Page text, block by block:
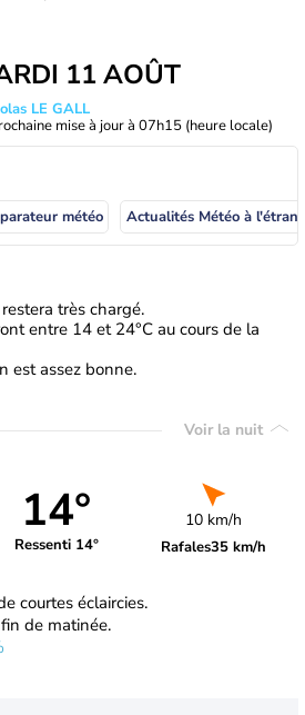
11 AOÛT
LE GALL
mise à jour à 07h15 (heure locale)
météo
très chargé.
entre 14 et 24°C au cours de la
est assez bonne.
Voir la nuit
14°
Ressenti 14°
10 km/h
Rafales35 km/h
courtes éclaircies.
de matinée.